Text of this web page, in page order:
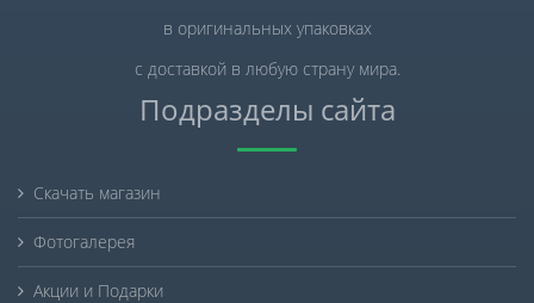
в оригинальных упаковках
с доставкой в любую страну мира.
Подразделы сайта
Скачать магазин
Фотогалерея
Акции и Подарки